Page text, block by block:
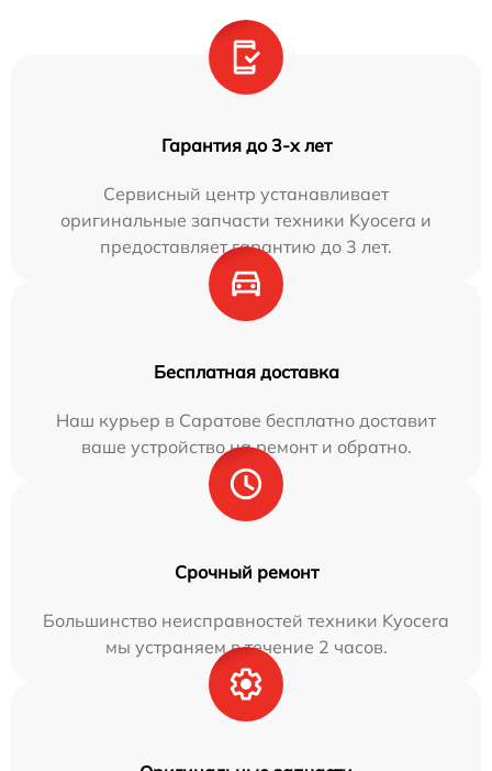
Гарантия до 3-х лет
Сервисный центр устанавливает
оригинальные запчасти техники Kyocera и
предоставляет гарантию до 3 лет.
Бесплатная доставка
Наш курьер в Саратове бесплатно доставит
ваше устройство на ремонт и обратно.
Срочный ремонт
Большинство неисправностей техники Kyocera
мы устраняем в течение 2 часов.